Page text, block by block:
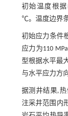
初始温度根据
℃。温度边界
初始应力条件
应力为110
型根据水平最
与水平应力方
据测井结果,
注采井范围内